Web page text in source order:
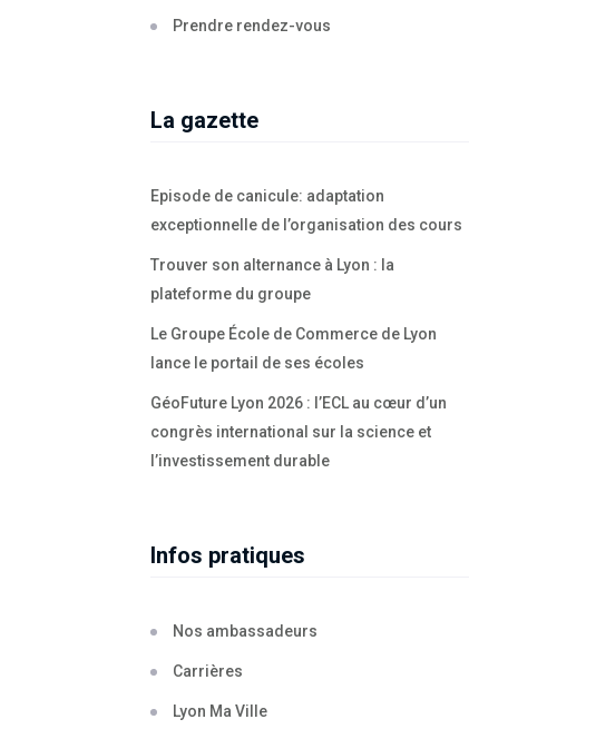
Prendre rendez-vous
La gazette
Episode de canicule: adaptation
exceptionnelle de l’organisation des cours
Trouver son alternance à Lyon : la
plateforme du groupe
Le Groupe École de Commerce de Lyon
lance le portail de ses écoles
GéoFuture Lyon 2026 : l’ECL au cœur d’un
congrès international sur la science et
l’investissement durable
Infos pratiques
Nos ambassadeurs
Carrières
Lyon Ma Ville